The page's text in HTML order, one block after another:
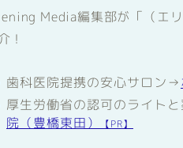
Media編集部が「（エ
！
歯科医院提携の安心サロン→
厚生労働省の認可のライト
院（豊橋東田）
【PR】